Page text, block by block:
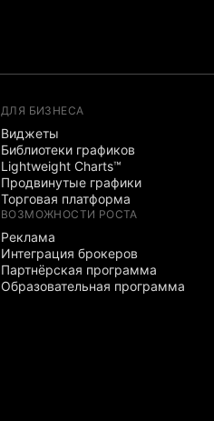
ДЛЯ БИЗНЕСА
Виджеты
Библиотеки графиков
Lightweight Charts™
Продвинутые графики
Торговая платформа
ВОЗМОЖНОСТИ РОСТА
Реклама
Интеграция брокеров
Партнёрская программа
Образовательная программа